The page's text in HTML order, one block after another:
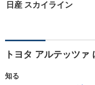
日産 スカイライン
トヨタ アルテッツァ
知る